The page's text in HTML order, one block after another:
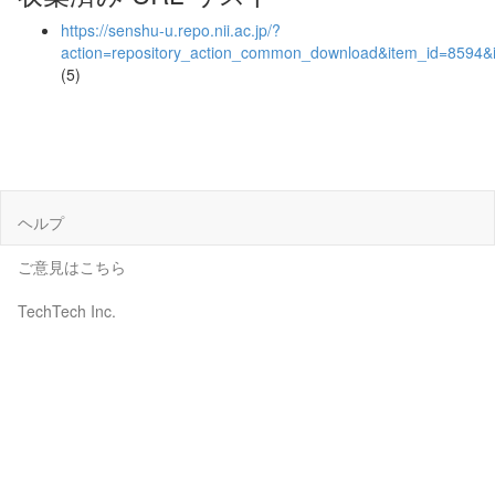
https://senshu-u.repo.nii.ac.jp/?
(5)
ヘルプ
ご意見はこちら
TechTech Inc.